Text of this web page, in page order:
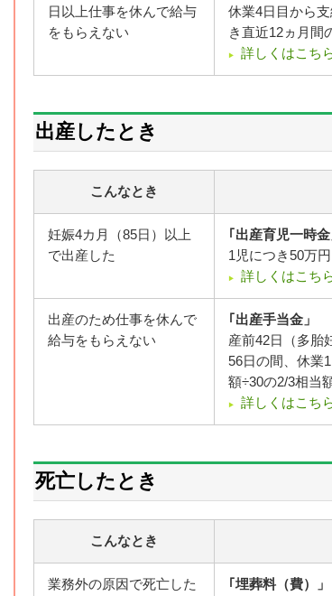
日以上仕事を休んで給与
をもらえない
休業4日目から
き直近12ヵ月間
詳しくはこち
出産したとき
こんなとき
妊娠4カ月（85日）以上
で出産した
｢出産育児一時
1児につき50万
詳しくはこち
出産のため仕事を休んで
給与をもらえない
｢出産手当金」
産前42日（多胎
56日の間、休業
額÷30の2/3相当
詳しくはこち
死亡したとき
こんなとき
業務外の原因で死亡した
｢埋葬料（費）」